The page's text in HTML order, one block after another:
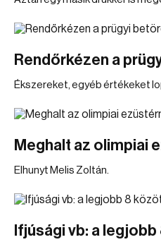
Rendőrkézen a
Ékszereket, egyéb értékeket
Meghalt az olimpiai
Elhunyt Melis Zoltán.
Ifjúsági vb: a